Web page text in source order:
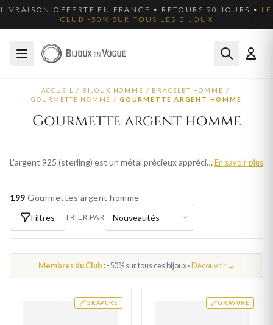
LIVRAISON OFFERTE EN FRANCE • RETOURS 90 JOURS • LE
CLUB -50% SUR TOUS LES BIJOUX
ACCUEIL / BIJOUX HOMME / BRACELET HOMME /
GOURMETTE HOMME / GOURMETTE ARGENT HOMME
Gourmette argent homme
L'argent 925 (sterling) est un métal précieux apprécié pour son éclat blanc et sa polyvalence. Nos gourmettes en argent homme allient élégance classique et modernité, à des prix accessibles. Parcourez plus de 175 modèles pour homme et trouvez votre bijou idéal. Livraison offerte en France métropolitaine.En savoir plus
199 Gourmettes argent homme
Filtres
TRIER PAR
Membres du Club : -50% sur tous ces bijoux ·Découvrir →
GRAVURE GRAVURE